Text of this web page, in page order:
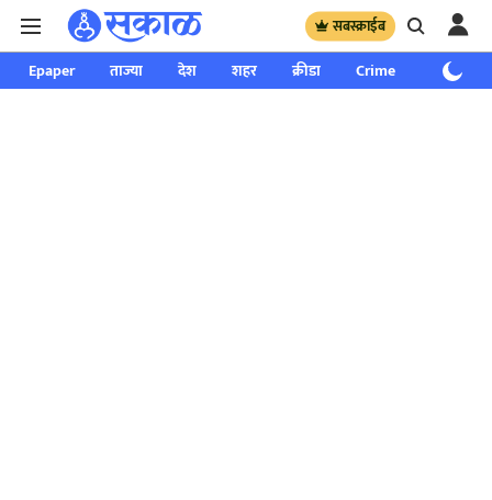
सबस्क्राईब
Epaper ताज्या देश शहर क्रीडा Crime साप्ताहिक